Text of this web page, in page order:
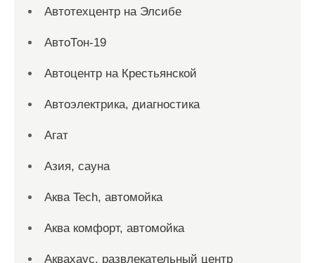
Автотехцентр на Элсибе
АвтоТон-19
Автоцентр на Крестьянской
Автоэлектрика, диагностика
Агат
Азия, сауна
Аква Tech, автомойка
Аква комфорт, автомойка
Аквахаус, развлекательный центр